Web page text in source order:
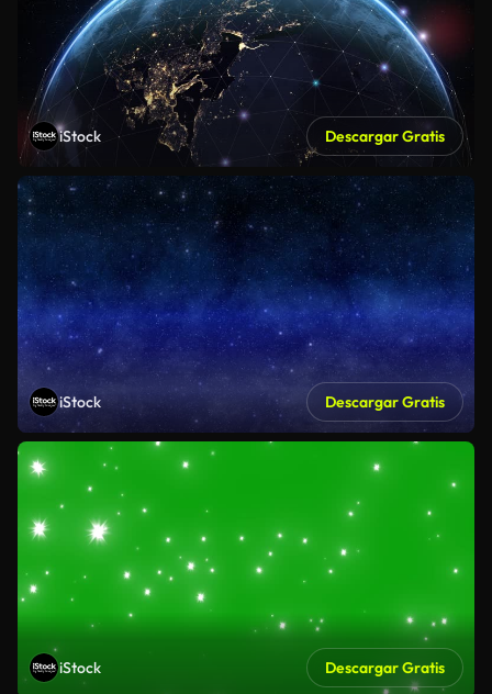
iStock Descargar Gratis
iStock Descargar Gratis
iStock Descargar Gratis